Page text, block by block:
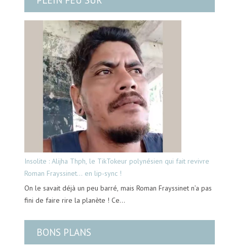
Insolite : Alijha Thph, le TikTokeur polynésien qui fait revivre
Roman Frayssinet… en lip-sync !
On le savait déjà un peu barré, mais Roman Frayssinet n’a pas
fini de faire rire la planète ! Ce…
BONS PLANS